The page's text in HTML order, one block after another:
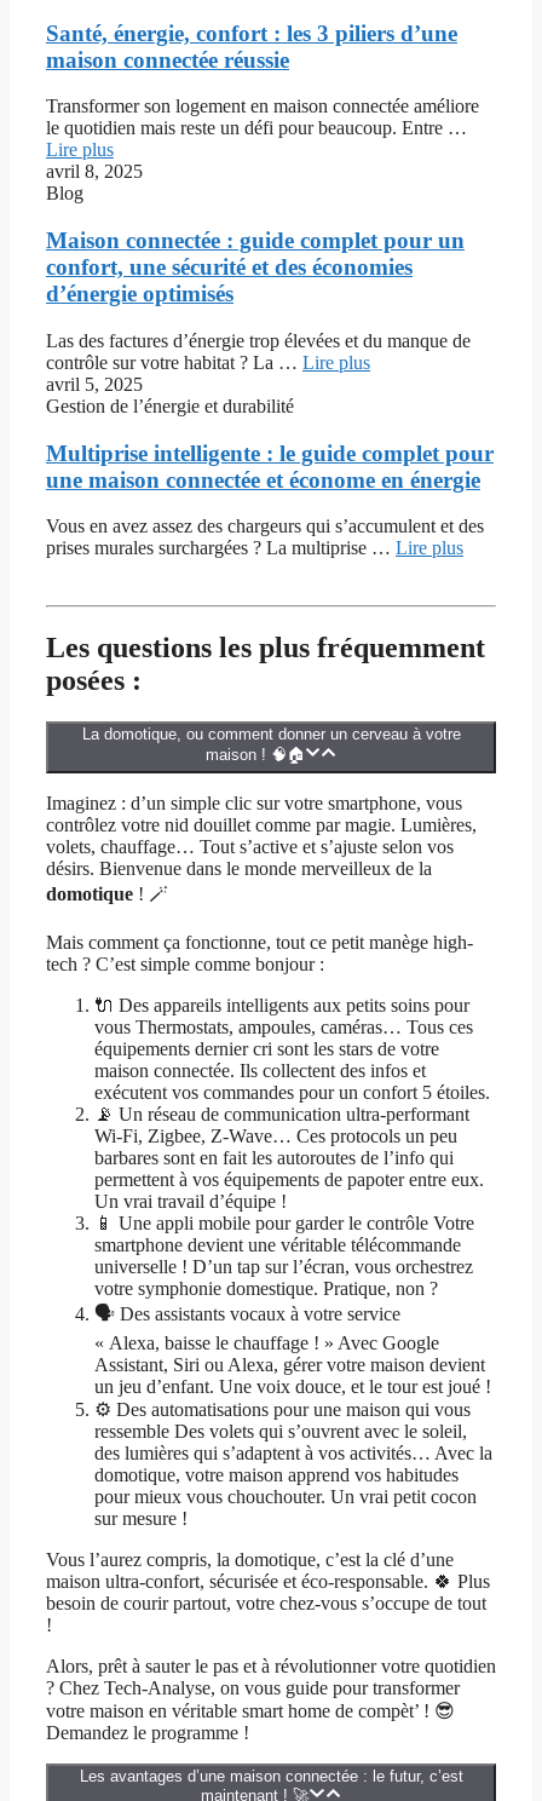
Santé, énergie, confort : les 3 piliers d’une
maison connectée réussie
Transformer son logement en maison connectée améliore
le quotidien mais reste un défi pour beaucoup. Entre …
Lire plus
avril 8, 2025
Blog
Maison connectée : guide complet pour un
confort, une sécurité et des économies
d’énergie optimisés
Las des factures d’énergie trop élevées et du manque de
contrôle sur votre habitat ? La … Lire plus
avril 5, 2025
Gestion de l’énergie et durabilité
Multiprise intelligente : le guide complet pour
une maison connectée et économe en énergie
Vous en avez assez des chargeurs qui s’accumulent et des
prises murales surchargées ? La multiprise … Lire plus
Les questions les plus fréquemment
posées :
La domotique, ou comment donner un cerveau à votre
maison ! 🧠🏠
Imaginez : d’un simple clic sur votre smartphone, vous
contrôlez votre nid douillet comme par magie. Lumières,
volets, chauffage… Tout s’active et s’ajuste selon vos
désirs. Bienvenue dans le monde merveilleux de la
domotique ! 🪄
Mais comment ça fonctionne, tout ce petit manège high-
tech ? C’est simple comme bonjour :
🔌 Des appareils intelligents aux petits soins pour
vous Thermostats, ampoules, caméras… Tous ces
équipements dernier cri sont les stars de votre
maison connectée. Ils collectent des infos et
exécutent vos commandes pour un confort 5 étoiles.
📡 Un réseau de communication ultra-performant
Wi-Fi, Zigbee, Z-Wave… Ces protocols un peu
barbares sont en fait les autoroutes de l’info qui
permettent à vos équipements de papoter entre eux.
Un vrai travail d’équipe !
📱 Une appli mobile pour garder le contrôle Votre
smartphone devient une véritable télécommande
universelle ! D’un tap sur l’écran, vous orchestrez
votre symphonie domestique. Pratique, non ?
🗣️ Des assistants vocaux à votre service
« Alexa, baisse le chauffage ! » Avec Google
Assistant, Siri ou Alexa, gérer votre maison devient
un jeu d’enfant. Une voix douce, et le tour est joué !
⚙️ Des automatisations pour une maison qui vous
ressemble Des volets qui s’ouvrent avec le soleil,
des lumières qui s’adaptent à vos activités… Avec la
domotique, votre maison apprend vos habitudes
pour mieux vous chouchouter. Un vrai petit cocon
sur mesure !
Vous l’aurez compris, la domotique, c’est la clé d’une
maison ultra-confort, sécurisée et éco-responsable. 🍀 Plus
besoin de courir partout, votre chez-vous s’occupe de tout
!
Alors, prêt à sauter le pas et à révolutionner votre quotidien
? Chez Tech-Analyse, on vous guide pour transformer
votre maison en véritable smart home de compèt’ ! 😎
Demandez le programme !
Les avantages d’une maison connectée : le futur, c’est
maintenant ! 🚀